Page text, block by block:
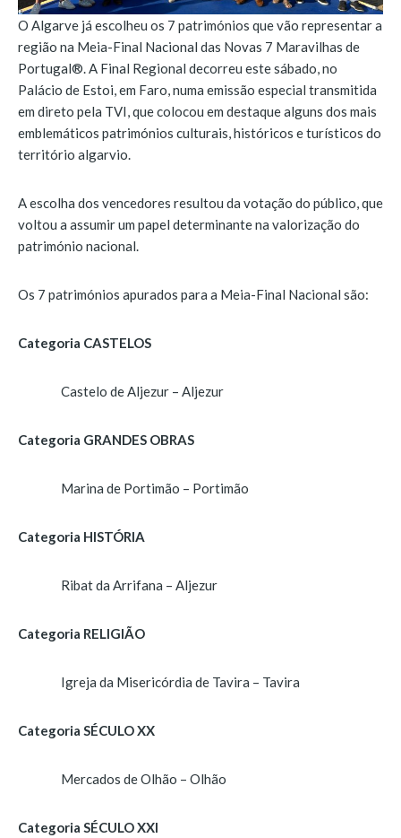
O Algarve já escolheu os 7 patrimónios que vão representar a
região na Meia-Final Nacional das Novas 7 Maravilhas de
Portugal®. A Final Regional decorreu este sábado, no
Palácio de Estoi, em Faro, numa emissão especial transmitida
em direto pela TVI, que colocou em destaque alguns dos mais
emblemáticos patrimónios culturais, históricos e turísticos do
território algarvio.
A escolha dos vencedores resultou da votação do público, que
voltou a assumir um papel determinante na valorização do
património nacional.
Os 7 patrimónios apurados para a Meia-Final Nacional são:
Categoria CASTELOS
Castelo de Aljezur – Aljezur
Categoria GRANDES OBRAS
Marina de Portimão – Portimão
Categoria HISTÓRIA
Ribat da Arrifana – Aljezur
Categoria RELIGIÃO
Igreja da Misericórdia de Tavira – Tavira
Categoria SÉCULO XX
Mercados de Olhão – Olhão
Categoria SÉCULO XXI